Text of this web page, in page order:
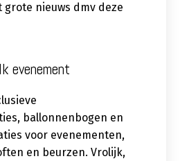
nieuws dmv deze
evenement
ballonnenbogen en
voor evenementen,
en beurzen. Vrolijk,